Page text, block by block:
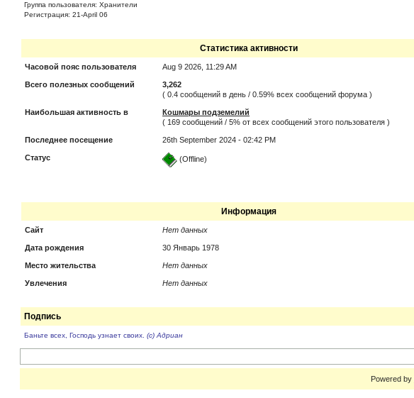
Группа пользователя: Хранители
Регистрация: 21-April 06
Статистика активности
Часовой пояс пользователя Aug 9 2026, 11:29 AM
Всего полезных сообщений
3,262
( 0.4 сообщений в день / 0.59% всех сообщений форума )
Наибольшая активность в
Кошмары подземелий
( 169 сообщений / 5% от всех сообщений этого пользователя )
Последнее посещение 26th September 2024 - 02:42 PM
Статус (Offline)
Информация
Сайт Нет данных
Дата рождения 30 Январь 1978
Место жительства Нет данных
Увлечения Нет данных
Подпись
Баньте всех, Господь узнает своих. (с) Адриан
Powered by